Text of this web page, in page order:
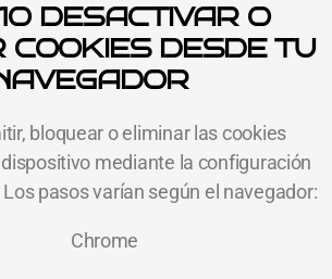
DESACTIVAR O
COOKIES DESDE TU
bloquear o eliminar las cookies
mediante la configuración
pasos varían según el navegador:
Chrome